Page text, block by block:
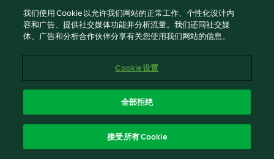
(5) 40 分钟3.5 (10) 2小时 40 分钟
我们使用 Cookie 以允许我们网站的正常工作、个性化设计内
容和广告、提供社交媒体功能并分析流量。我们还同社交媒
体、广告和分析合作伙伴分享有关您使用我们网站的信息。
Cookie 设置
全部拒绝
接受所有 Cookie